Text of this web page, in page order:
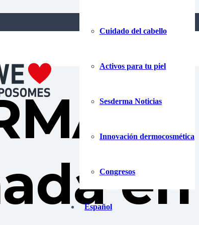
Cuidado del cabello
Activos para tu piel
Sesderma Noticias
Innovación dermocosmética
Congresos
Español